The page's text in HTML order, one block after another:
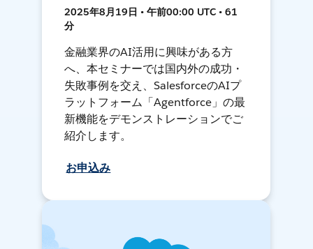
2025年8月19日 • 午前00:00 UTC • 61
分
金融業界のAI活用に興味がある方
へ、本セミナーでは国内外の成功・
失敗事例を交え、SalesforceのAIプ
ラットフォーム「Agentforce」の最
新機能をデモンストレーションでご
紹介します。
お申込み